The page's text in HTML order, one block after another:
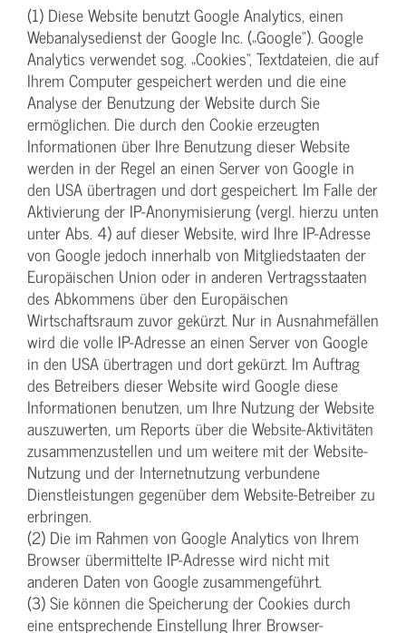
(1) Diese Website benutzt Google Analytics, einen
Webanalysedienst der Google Inc. („Google“). Google
Analytics verwendet sog. „Cookies“, Textdateien, die auf
Ihrem Computer gespeichert werden und die eine
Analyse der Benutzung der Website durch Sie
ermöglichen. Die durch den Cookie erzeugten
Informationen über Ihre Benutzung dieser Website
werden in der Regel an einen Server von Google in
den USA übertragen und dort gespeichert. Im Falle der
Aktivierung der IP-Anonymisierung (vergl. hierzu unten
unter Abs. 4) auf dieser Website, wird Ihre IP-Adresse
von Google jedoch innerhalb von Mitgliedstaaten der
Europäischen Union oder in anderen Vertragsstaaten
des Abkommens über den Europäischen
Wirtschaftsraum zuvor gekürzt. Nur in Ausnahmefällen
wird die volle IP-Adresse an einen Server von Google
in den USA übertragen und dort gekürzt. Im Auftrag
des Betreibers dieser Website wird Google diese
Informationen benutzen, um Ihre Nutzung der Website
auszuwerten, um Reports über die Website-Aktivitäten
zusammenzustellen und um weitere mit der Website-
Nutzung und der Internetnutzung verbundene
Dienstleistungen gegenüber dem Website-Betreiber zu
erbringen.
(2) Die im Rahmen von Google Analytics von Ihrem
Browser übermittelte IP-Adresse wird nicht mit
anderen Daten von Google zusammengeführt.
(3) Sie können die Speicherung der Cookies durch
eine entsprechende Einstellung Ihrer Browser-